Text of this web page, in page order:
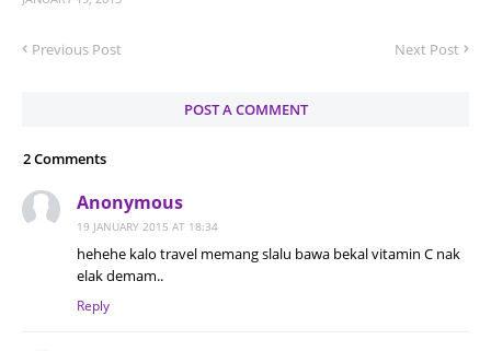
Previous Post Next Post
POST A COMMENT
2 Comments
Anonymous
19 JANUARY 2015 AT 18:34
hehehe kalo travel memang slalu bawa bekal vitamin C nak
elak demam..
Reply